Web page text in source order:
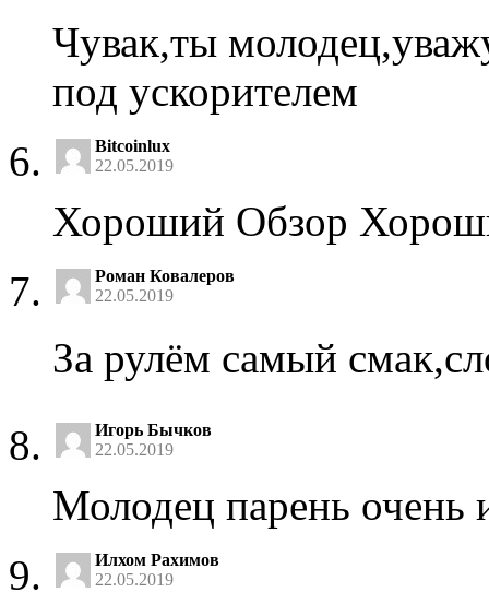
Чувак,ты
под ускорителем
Bitcoinlux
22.05.2019
Хороший Обзор
Роман Ковалеров
22.05.2019
За рулём самый
Игорь Бычков
22.05.2019
Молодец парень очень
Илхом Рахимов
22.05.2019